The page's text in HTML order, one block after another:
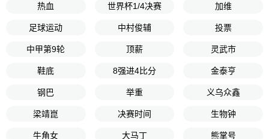
热血 世界杯1/4决赛 加维
足球运动 中村俊辅 投票
中甲第9轮 顶薪 灵武市
鞋底 8强进4比分 金泰亨
钢巴 举重 义乌众鑫
梁靖崑 决赛时间 生物钟
牛角女 大马丁 熊掌号